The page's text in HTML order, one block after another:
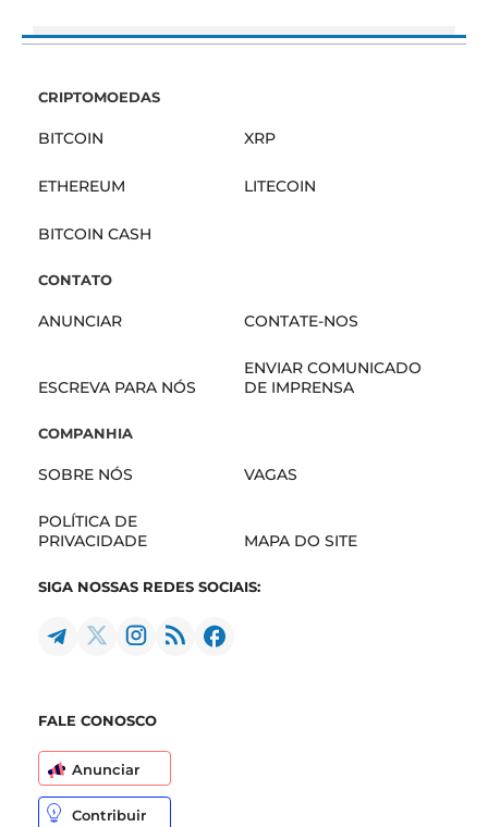
CRIPTOMOEDAS
BITCOIN XRP
ETHEREUM LITECOIN
BITCOIN CASH
CONTATO
ANUNCIAR CONTATE-NOS
ESCREVA PARA NÓS
ENVIAR COMUNICADO
DE IMPRENSA
COMPANHIA
SOBRE NÓS VAGAS
POLÍTICA DE
PRIVACIDADE
MAPA DO SITE
SIGA NOSSAS REDES SOCIAIS:
FALE CONOSCO
Anunciar
Contribuir